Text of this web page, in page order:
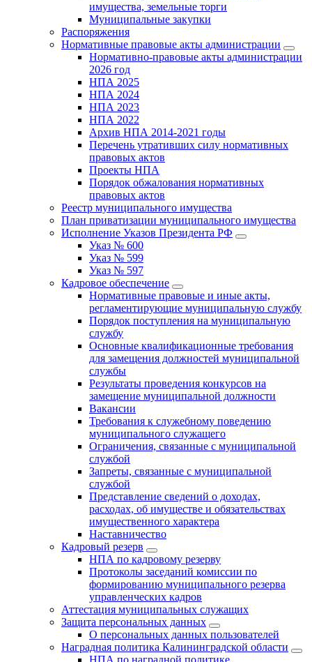
имущества, земельные торги
Муниципальные закупки
Распоряжения
Нормативные правовые акты администрации
Нормативно-правовые акты администрации
2026 год
НПА 2025
НПА 2024
НПА 2023
НПА 2022
Архив НПА 2014-2021 годы
Перечень утративших силу нормативных
правовых актов
Проекты НПА
Порядок обжалования нормативных
правовых актов
Реестр муниципального имущества
План приватизации муниципального имущества
Исполнение Указов Президента РФ
Указ № 600
Указ № 599
Указ № 597
Кадровое обеспечение
Нормативные правовые и иные акты,
регламентирующие муниципальную службу
Порядок поступления на муниципальную
службу
Основные квалификационные требования
для замещения должностей муниципальной
службы
Результаты проведения конкурсов на
замещение муниципальной должности
Вакансии
Требования к служебному поведению
муниципального служащего
Ограничения, связанные с муниципальной
службой
Запреты, связанные с муниципальной
службой
Представление сведений о доходах,
расходах, об имуществе и обязательствах
имущественного характера
Наставничество
Кадровый резерв
НПА по кадровому резерву
Протоколы заседаний комиссии по
формированию муниципального резерва
управленческих кадров
Аттестация муниципальных служащих
Защита персональных данных
О персональных данных пользователей
Наградная политика Калининградской области
НПА по наградной политике